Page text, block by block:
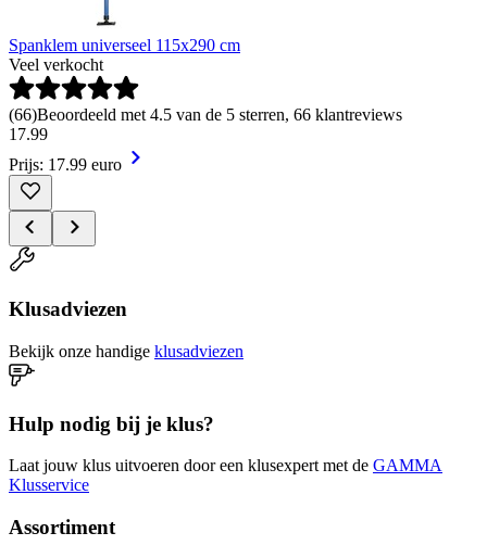
Spanklem universeel 115x290 cm
Veel verkocht
(66)Beoordeeld met 4.5 van de 5 sterren, 66 klantreviews
17.99
Prijs: 17.99 euro
Klusadviezen
Bekijk onze handige klusadviezen
Hulp nodig bij je klus?
Laat jouw klus uitvoeren door een klusexpert met de GAMMA
Klusservice
Assortiment